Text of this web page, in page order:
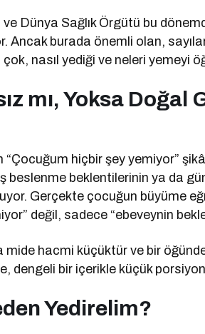
Dünya Sağlık Örgütü bu
Ancak burada önemli olan,
nasıl yediği ve neleri yemeyi
mı, Yoksa Doğal
“Çocuğum hiçbir şey yemiyor”
beslenme beklentilerinin ya da
Gerçekte çocuğun büyüme
değil, sadece “ebeveynin
mide hacmi küçüktür ve bir
dengeli bir içerikle küçük
Yedirelim?